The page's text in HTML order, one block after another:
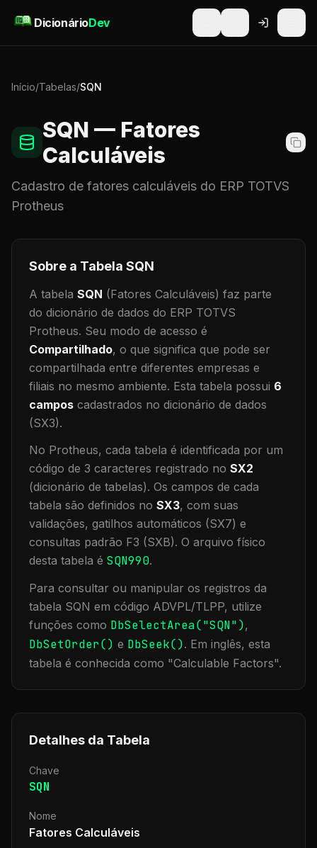
DicionárioDev
Início/Tabelas/SQN
SQN — Fatores
Calculáveis
Cadastro de fatores calculáveis do ERP TOTVS
Protheus
Sobre a Tabela SQN
A tabela SQN (Fatores Calculáveis) faz parte
do dicionário de dados do ERP TOTVS
Protheus. Seu modo de acesso é
Compartilhado, o que significa que pode ser
compartilhada entre diferentes empresas e
filiais no mesmo ambiente. Esta tabela possui 6
campos cadastrados no dicionário de dados
(SX3).
No Protheus, cada tabela é identificada por um
código de 3 caracteres registrado no SX2
(dicionário de tabelas). Os campos de cada
tabela são definidos no SX3, com suas
validações, gatilhos automáticos (SX7) e
consultas padrão F3 (SXB). O arquivo físico
desta tabela é SQN990.
Para consultar ou manipular os registros da
tabela SQN em código ADVPL/TLPP, utilize
funções como DbSelectArea("SQN"),
DbSetOrder() e DbSeek(). Em inglês, esta
tabela é conhecida como "Calculable Factors".
Detalhes da Tabela
Chave
SQN
Nome
Fatores Calculáveis